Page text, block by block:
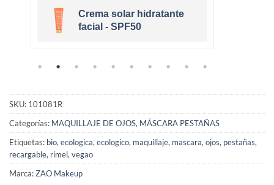
Crema solar hidratante
facial - SPF50
SKU: 101081R
Categorías: MAQUILLAJE DE OJOS, MÁSCARA PESTAÑAS
Etiquetas: bio,ecologica,ecologico, maquillaje, mascara,ojos, pestañas,
recargable, rimel,vegao
Marca:ZAO Makeup